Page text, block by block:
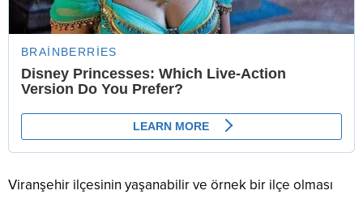
Viranşehir ilçesinin yaşanabilir ve örnek bir ilçe olması